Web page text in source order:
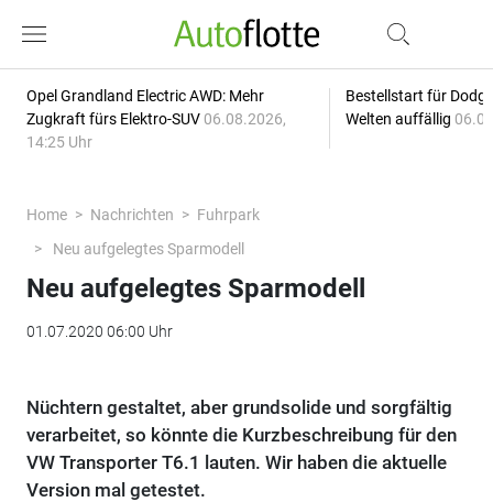
Opel Grandland Electric AWD: Mehr
Zugkraft fürs Elektro-SUV 06.08.2026,
14:25 Uhr
Bestellstart für
Welten auffällig
Home Nachrichten
Fuhrpark
Neu aufgelegtes Sparmodell
Neu aufgelegtes Sparmodell
01.07.2020 06:00 Uhr
Nüchtern gestaltet, aber grundsolide und sorgfältig
verarbeitet, so könnte die Kurzbeschreibung für den
VW Transporter T6.1 lauten. Wir haben die aktuelle
Version mal getestet.